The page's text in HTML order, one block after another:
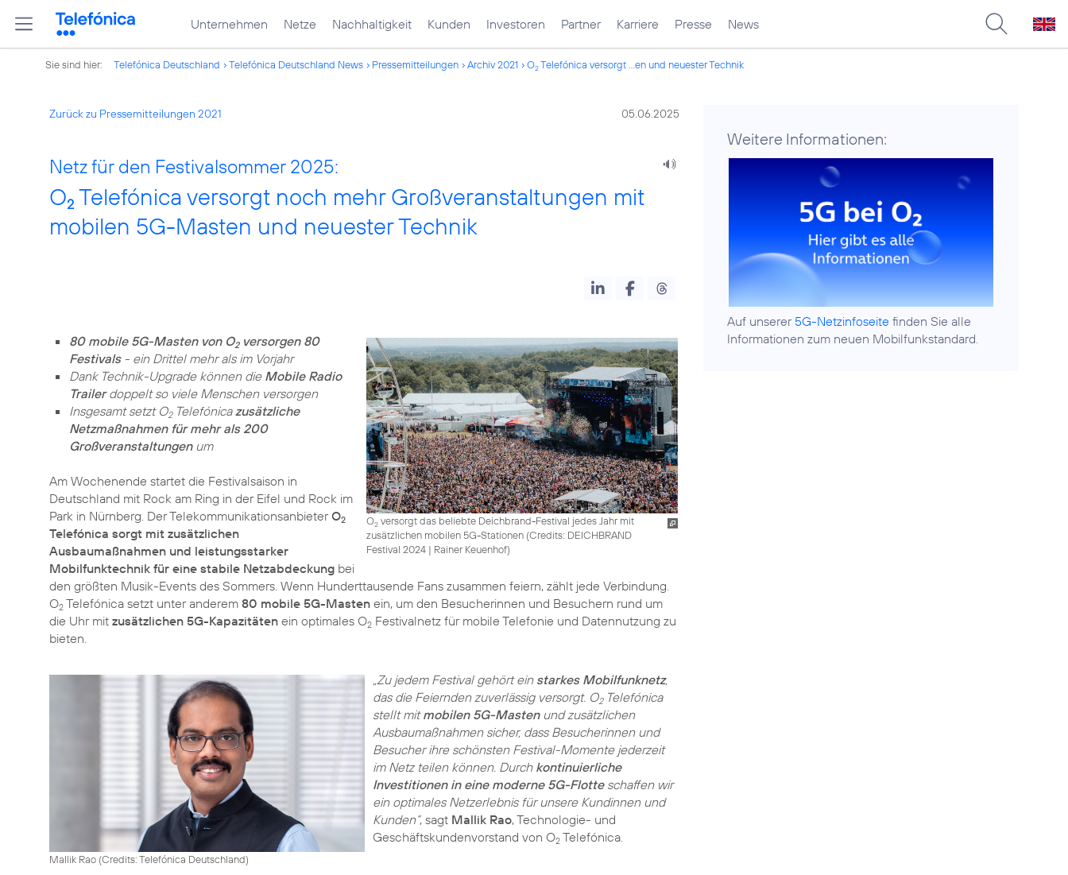
Unternehmen Netze Nachhaltigkeit Kunden Investoren Partner Karriere Presse News
Sie sind hier: Telefónica Deutschland Telefónica Deutschland News Pressemitteilungen Archiv 2021 O2Telefónica versorgt ...en und neuester Technik
Zurück zu Pressemitteilungen 2021 05.06.2025
Netz für den Festivalsommer 2025:
O2 Telefónica versorgt noch mehr Großveranstaltungen mit
mobilen 5G-Masten und neuester Technik
O2versorgt das beliebte Deichbrand-Festival jedes Jahr mit
zusätzlichen mobilen 5G-Stationen (Credits: DEICHBRAND
Festival 2024 | Rainer Keuenhof)
80 mobile 5G-Masten von O2versorgen 80
Festivals- ein Drittel mehr als im Vorjahr
Dank Technik-Upgrade können die Mobile Radio
Trailerdoppelt so viele Menschen versorgen
Insgesamt setzt O2Telefónicazusätzliche
Netzmaßnahmen für mehr als 200
Großveranstaltungenum
Am Wochenende startet die Festivalsaison in
Deutschland mit Rock am Ring in der Eifel und Rock im
Park in Nürnberg. Der TelekommunikationsanbieterO2
Telefónica sorgt mit zusätzlichen
Ausbaumaßnahmen und leistungsstarker
Mobilfunktechnik für eine stabile Netzabdeckung bei
den größten Musik-Events des Sommers. Wenn Hunderttausende Fans zusammen feiern, zählt jede Verbindung.
O2 Telefónica setzt unter anderem 80 mobile 5G-Masten ein, um den Besucherinnen und Besuchern rund um
die Uhr mit zusätzlichen 5G-Kapazitäten ein optimales O2 Festivalnetz für mobile Telefonie und Datennutzung zu
bieten.
Mallik Rao (Credits: Telefónica Deutschland)
„Zu jedem Festival gehört ein starkes Mobilfunknetz,
das die Feiernden zuverlässig versorgt. O2Telefónica
stellt mitmobilen 5G-Mastenund zusätzlichen
Ausbaumaßnahmen sicher, dass Besucherinnen und
Besucher ihre schönsten Festival-Momente jederzeit
im Netz teilen können. Durch kontinuierliche
Investitionen in eine moderne 5G-Flotteschaffen wir
ein optimales Netzerlebnis für unsere Kundinnen und
Kunden“, sagt Mallik Rao, Technologie- und
Geschäftskundenvorstand von O2Telefónica.
Weitere Informationen:
Auf unserer 5G-Netzinfoseite finden Sie alle
Informationen zum neuen Mobilfunkstandard.